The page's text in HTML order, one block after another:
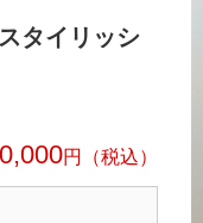
タイリッシ
円